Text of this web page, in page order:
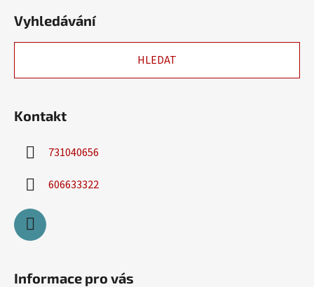
u
Vyhledávání
HLEDAT
Kontakt
731040656
606633322
Informace pro vás